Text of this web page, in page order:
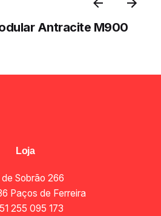
Antracite M900
Loja
de Sobrão 266
Paços de Ferreira
255 095 173